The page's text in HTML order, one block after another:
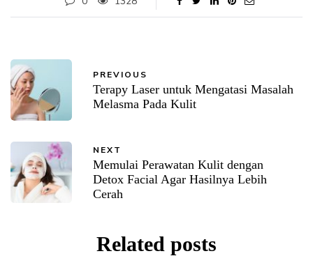
PREVIOUS
Terapy Laser untuk Mengatasi Masalah
Melasma Pada Kulit
NEXT
Memulai Perawatan Kulit dengan
Detox Facial Agar Hasilnya Lebih
Cerah
Related posts